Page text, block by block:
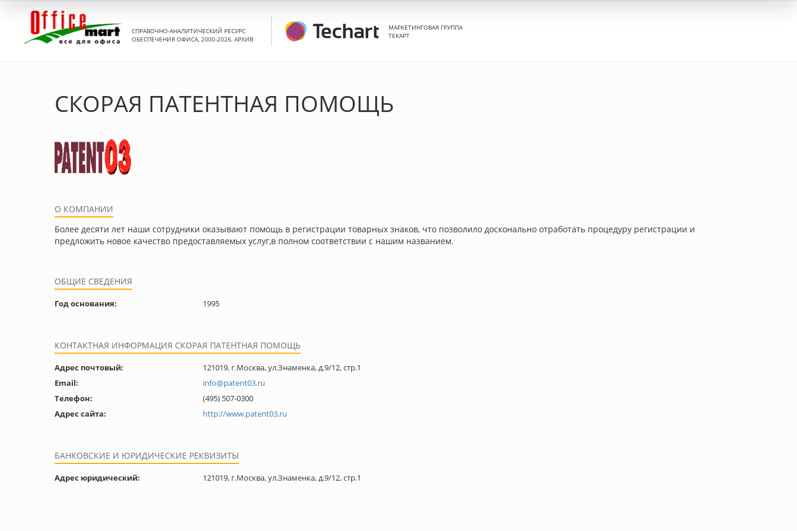
СПРАВОЧНО-АНАЛИТИЧЕСКИЙ РЕСУРС
ОБЕСПЕЧЕНИЯ ОФИСА, 2000-2026, АРХИВ
МАРКЕТИНГОВАЯ ГРУППА
ТЕКАРТ
СКОРАЯ ПАТЕНТНАЯ ПОМОЩЬ
О КОМПАНИИ
Более десяти лет наши сотрудники оказывают помощь в регистрации товарных знаков, что позволило досконально отработать процедуру регистрации и
предложить новое качество предоставляемых услуг,в полном соответствии с нашим названием.
ОБЩИЕ СВЕДЕНИЯ
Год основания: 1995
КОНТАКТНАЯ ИНФОРМАЦИЯ СКОРАЯ ПАТЕНТНАЯ ПОМОЩЬ
Адрес почтовый:
121019, г.Москва, ул.Знаменка, д.9/12, стр.1
Email:
info@patent03.ru
Телефон:
(495) 507-0300
Адрес сайта:
http://www.patent03.ru
БАНКОВСКИЕ И ЮРИДИЧЕСКИЕ РЕКВИЗИТЫ
Адрес юридический: 121019, г.Москва, ул.Знаменка, д.9/12, стр.1